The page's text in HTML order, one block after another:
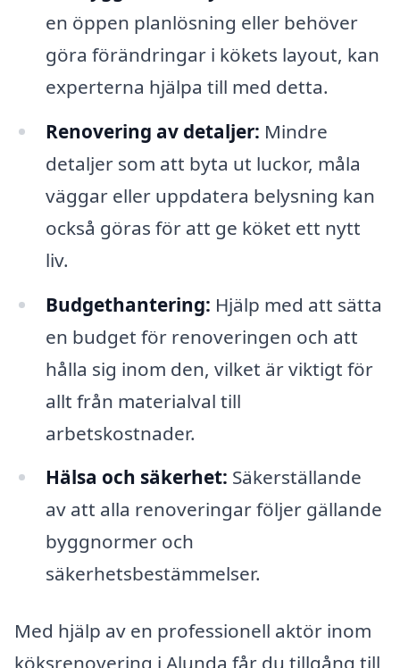
en öppen planlösning eller behöver
göra förändringar i kökets layout, kan
experterna hjälpa till med detta.
Renovering av detaljer: Mindre
detaljer som att byta ut luckor, måla
väggar eller uppdatera belysning kan
också göras för att ge köket ett nytt
liv.
Budgethantering: Hjälp med att sätta
en budget för renoveringen och att
hålla sig inom den, vilket är viktigt för
allt från materialval till
arbetskostnader.
Hälsa och säkerhet: Säkerställande
av att alla renoveringar följer gällande
byggnormer och
säkerhetsbestämmelser.
Med hjälp av en professionell aktör inom
köksrenovering i Alunda får du tillgång till